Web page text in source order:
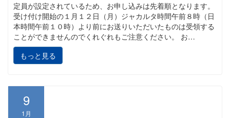
定員が設定されているため、お申し込みは先着順となります。
受け付け開始の１月１２日（月）ジャカルタ時間午前８時（日
本時間午前１０時）より前にお送りいただいたものは受領する
ことができませんのでくれぐれもご注意ください。 お…
もっと見る
9
1月